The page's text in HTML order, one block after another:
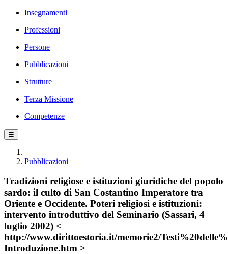
Insegnamenti
Professioni
Persone
Pubblicazioni
Strutture
Terza Missione
Competenze
☰
Pubblicazioni
Tradizioni religiose e istituzioni giuridiche del popolo
sardo: il culto di San Costantino Imperatore tra
Oriente e Occidente. Poteri religiosi e istituzioni:
intervento introduttivo del Seminario (Sassari, 4
luglio 2002) <
http://www.dirittoestoria.it/memorie2/
Introduzione.htm >